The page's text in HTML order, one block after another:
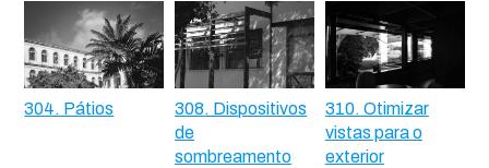
304. Pátios
308. Dispositivos
de
sombreamento
310. Otimizar
vistas para o
exterior